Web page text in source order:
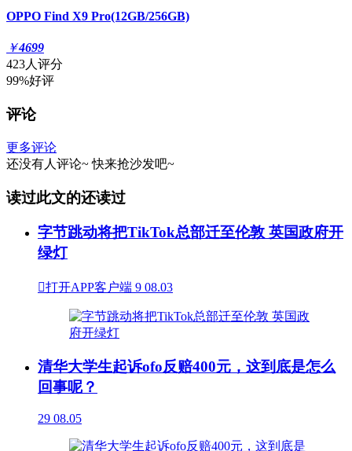
OPPO Find X9 Pro(12GB/256GB)
￥4699
423人评分
99%好评
评论
更多评论
还没有人评论~ 快来抢沙发吧~
读过此文的还读过
字节跳动将把TikTok总部迁至伦敦 英国政府开
绿灯
打开APP客户端 9 08.03
清华大学生起诉ofo反赔400元，这到底是怎么
回事呢？
29 08.05